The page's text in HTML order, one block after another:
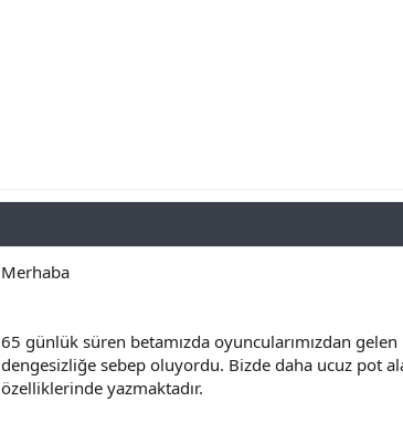
Merhaba
65 günlük süren betamızda oyuncularımızdan
dengesizliğe sebep oluyordu. Bizde daha ucuz pot
özelliklerinde yazmaktadır.